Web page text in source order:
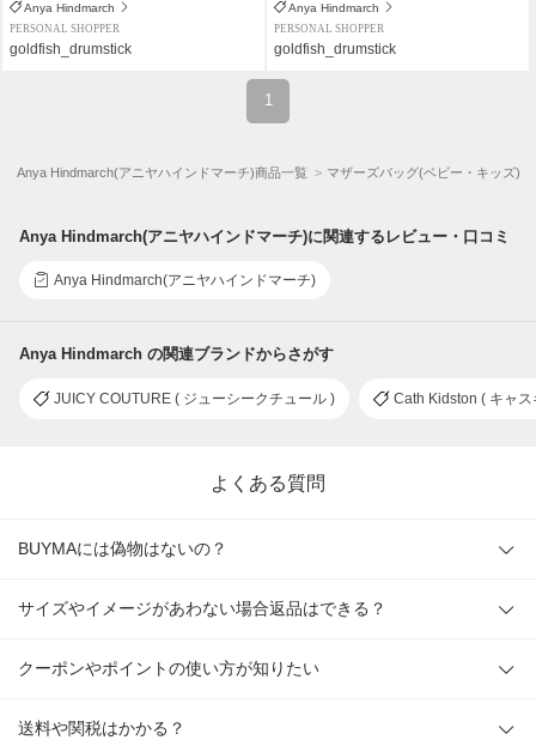
Anya Hindmarch
PERSONAL SHOPPER
goldfish_drumstick
Anya Hindmarch
PERSONAL SHOPPER
goldfish_drumstick
1
Anya Hindmarch(アニヤハインドマーチ)商品一覧 マザーズバッグ(ベビー・キッズ)
Anya Hindmarch(アニヤハインドマーチ)に関連するレビュー・口コミ
Anya Hindmarch(アニヤハインドマーチ)
Anya Hindmarch の関連ブランドからさがす
JUICY COUTURE ( ジューシークチュール ) Cath Kidston ( キャ
よくある質問
BUYMAには偽物はないの？
サイズやイメージがあわない場合返品はできる？
クーポンやポイントの使い方が知りたい
送料や関税はかかる？